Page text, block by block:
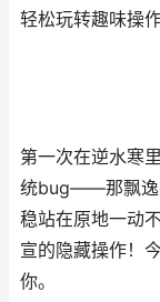
轻松玩转趣味操
第一次在逆水寒
统bug——那飘逸
稳站在原地一动
宣的隐藏操作！
你。